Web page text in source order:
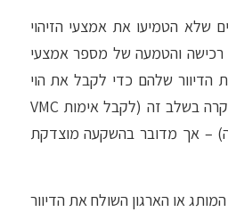
שלא הטמיעו את אמצעי הזיהוי
רכישה והטמעה של מספר אמצעי
הדיוור שלהם כדי לקבל את הוי
הכחול. ההטמעה אמנם יקרה בשלב זה (לקבל אימות VMC
1,500$ לשנה) – אך מדובר בהשקעה מוצדקת
או הארגון השולח את הדיוור